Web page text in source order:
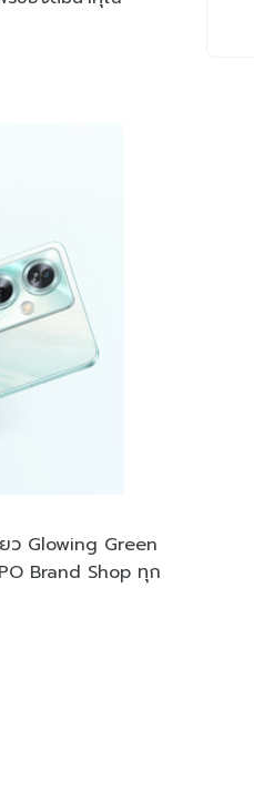
ว Glowing Green
Brand Shop ทุก